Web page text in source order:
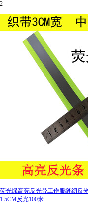
2
荧光绿高亮反光带工作服缝纫反
1.5CM反光100米